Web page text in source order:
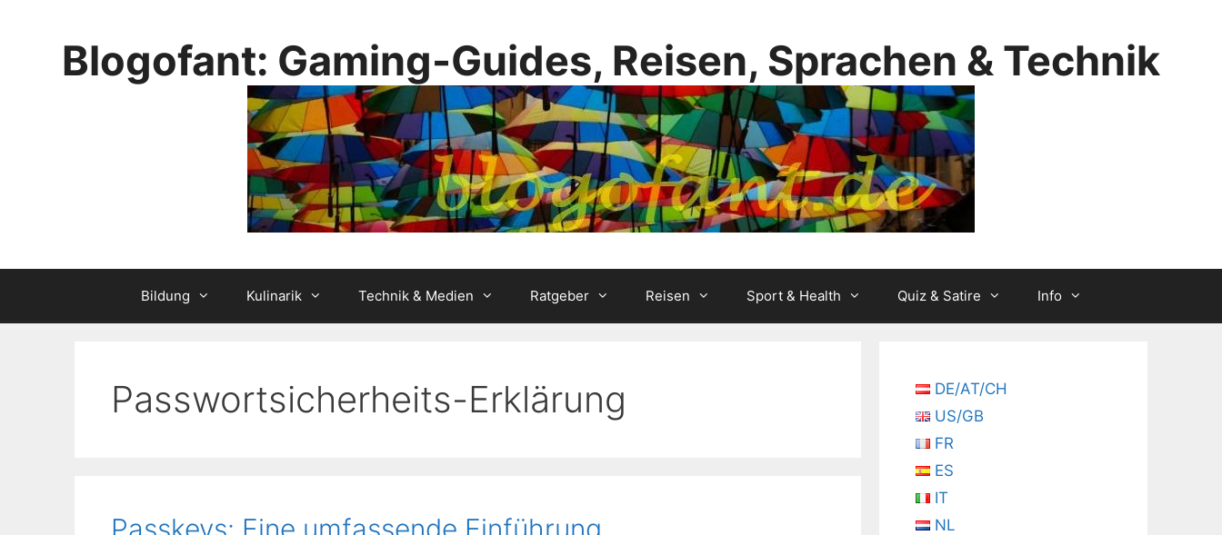
Blogofant: Gaming-Guides, Reisen, Sprachen & Technik
Bildung Kulinarik Technik & Medien Ratgeber Reisen Sport & Health Quiz & Satire Info
Passwortsicherheits-Erklärung
DE/AT/CH
US/GB
FR
ES
IT
NL